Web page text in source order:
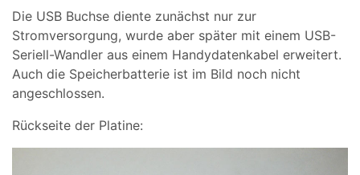
Die USB Buchse diente zunächst nur zur
Stromversorgung, wurde aber später mit einem USB-
Seriell-Wandler aus einem Handydatenkabel erweitert.
Auch die Speicherbatterie ist im Bild noch nicht
angeschlossen.
Rückseite der Platine: